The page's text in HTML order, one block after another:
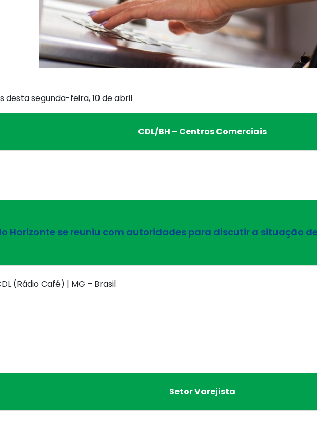
desta segunda-feira, 10 de abril
CDL/BH – Centros Comerciais
Horizonte se reuniu com autoridades para discutir a situação
(Rádio Café) | MG – Brasil
Setor Varejista